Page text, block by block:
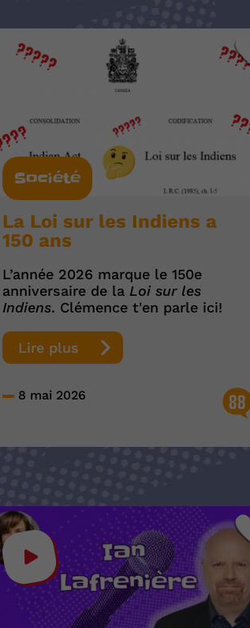
Société
La Loi sur les Indiens a
150 ans
L’année 2026 marque le 150e
anniversaire de la Loi sur les
Indiens. Clémence t'en parle ici!
Lire plus
8 mai 2026 88